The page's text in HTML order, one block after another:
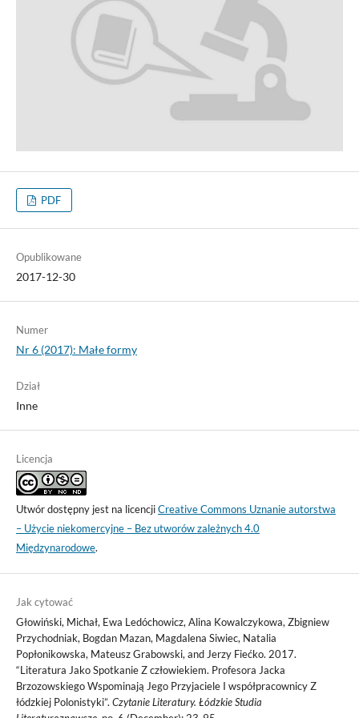
PDF
Opublikowane
2017-12-30
Numer
Nr 6 (2017): Małe formy
Dział
Inne
Licencja
Utwór dostępny jest na licencjiCreative Commons Uznanie autorstwa
– Użycie niekomercyjne – Bez utworów zależnych 4.0
Międzynarodowe.
Jak cytować
Głowiński, Michał, Ewa Ledóchowicz, Alina Kowalczykowa, Zbigniew
Przychodniak, Bogdan Mazan, Magdalena Siwiec, Natalia
Popłonikowska, Mateusz Grabowski, and Jerzy Fiećko. 2017.
“Literatura Jako Spotkanie Z człowiekiem. Profesora Jacka
Brzozowskiego Wspominają Jego Przyjaciele I współpracownicy Z
łódzkiej Polonistyki”. Czytanie Literatury. Łódzkie Studia